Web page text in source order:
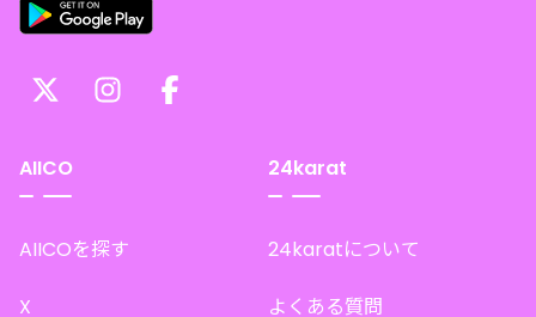
AIICO
AIICOを探す
X
24karat
24karatについて
よくある質問